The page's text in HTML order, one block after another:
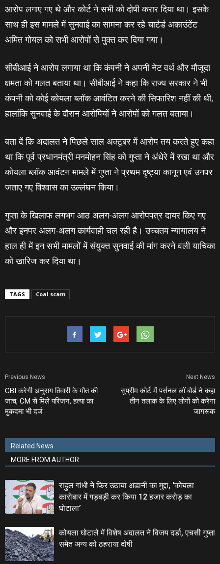
आरोप लगाए गए थे और कोर्ट ने सभी को दोषी करार दिया था। इसके
साथ ही इस मामले में सुनवाई का सामना कर रहे चार्टर्ड अकाउंटेंट
अमित गोयल को सभी आरोपों से मुक्‍त कर दिया गया।
सीबीआई ने आरोप लगाया था कि कंपनी ने अपनी नेट वर्थ और मौजूदा
क्षमता को गलत बताया था। सीबीआई ने कहा कि राज्य सरकार ने भी
कंपनी को कोई कोयला ब्लॉक आवंटित करने की सिफारिश नहीं की थी,
हालांकि सुनवाई के दौरान आरोपियों ने आरोपों को गलत बताया।
बता दें कि अदालत ने पिछले साल अक्टूबर में आरोप तय करते हुए कहा
था कि पूर्व प्रधानमंत्री मनमोहन सिंह को गुप्ता ने अंधेरे में रखा था और
कोयला ब्लॉक आवंटन मामले में गुप्ता ने प्रथम दृष्ट्या कानून एवं उनपर
जताए गए विश्वास का उल्लंघन किया।
गुप्ता के खिलाफ लगभग आठ अलग-अलग आरोपपत्र दायर किए गए
और इनपर अलग-अलग कार्यवाही चल रही है। उच्चतम न्यायालय ने
हाल ही में इन सभी मामलों में संयुक्त सुनवाई की मांग करने वली याचिका
को खारिज कर दिया था।
TAGS Coal scam
Previous News
CBI करेगी अनुराग तिवारी के मौत की
जांच, CM से मिले परिजन, हत्‍या का
मुकदमा भी दर्ज
Next News
सुप्रीम कोर्ट में पर्सनल लॉ बोर्ड ने कहा
तीन तलाक के लिए लोगों को करेगा
जागरूक
Related News
MORE FROM AUTHOR
राहुल गांधी ने फिर उठाया अडानी का मुद्दा, ‘कोयला
कारोबार में गड़बड़ी कर किया 12 हजार करोड़ का
घोटाला’
कोयला घोटाले में विशेष अदालत ने विजय दर्डा, एचसी गुप्ता
समेत अन्य को ठहराया दोषी